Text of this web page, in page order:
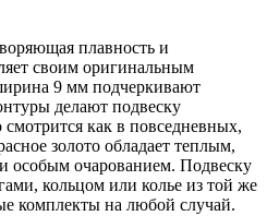
плавность и
своим оригинальным
9 мм подчеркивают
делают подвеску
как в повседневных,
золото обладает теплым,
особым очарованием. Подвеску
кольцом или колье из той же
комплекты на любой случай.